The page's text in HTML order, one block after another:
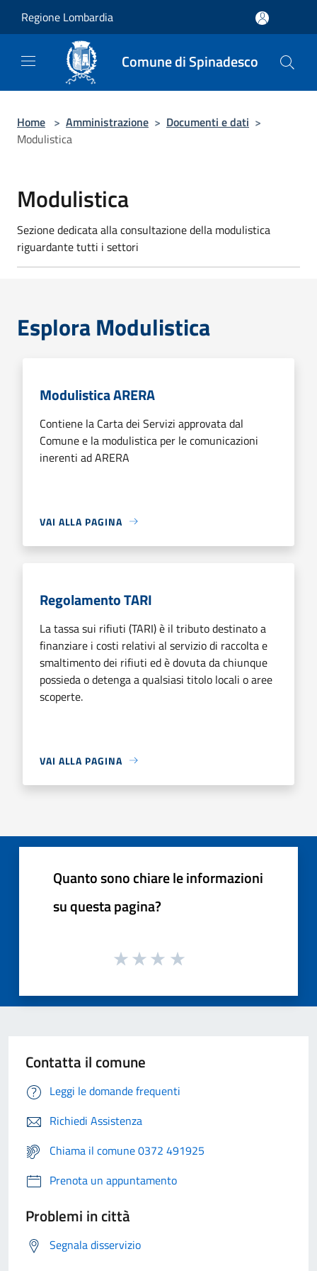
Regione Lombardia
Comune di Spinadesco
Home > Amministrazione > Documenti e dati >
Modulistica
Modulistica
Sezione dedicata alla consultazione della modulistica
riguardante tutti i settori
Esplora Modulistica
Modulistica ARERA
Contiene la Carta dei Servizi approvata dal
Comune e la modulistica per le comunicazioni
inerenti ad ARERA
VAI ALLA PAGINA
Regolamento TARI
La tassa sui rifiuti (TARI) è il tributo destinato a
finanziare i costi relativi al servizio di raccolta e
smaltimento dei rifiuti ed è dovuta da chiunque
possieda o detenga a qualsiasi titolo locali o aree
scoperte.
VAI ALLA PAGINA
Quanto sono chiare le informazioni
su questa pagina?
Contatta il comune
Leggi le domande frequenti
Richiedi Assistenza
Chiama il comune 0372 491925
Prenota un appuntamento
Problemi in città
Segnala disservizio